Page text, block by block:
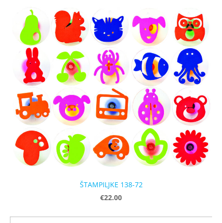
ŠTAMPILJKE 138-72
€22.00